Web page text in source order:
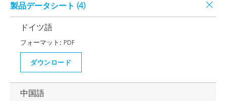
製品データシート (4)
ドイツ語
フォーマット: PDF
ダウンロード
中国語